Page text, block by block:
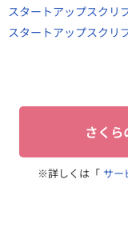
スタートアップスクリ
スタートアップスクリ
さく
※詳しくは「サー